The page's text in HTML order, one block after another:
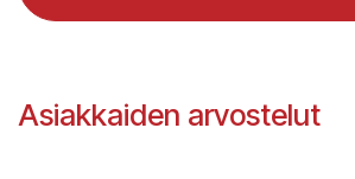
Asiakkaiden arvostelut